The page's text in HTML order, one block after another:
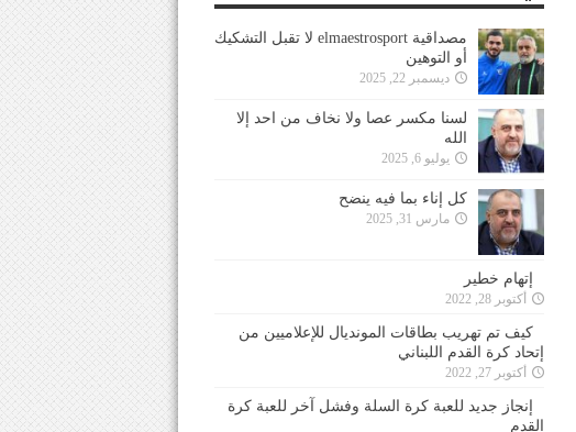
مصداقية elmaestrosport لا تقبل التشكيك
أو التوهين
ديسمبر 22, 2025
لسنا مكسر عصا ولا نخاف من احد إلا
الله
يوليو 6, 2025
كل إناء بما فيه ينضح
مارس 31, 2025
إتهام خطير
أكتوبر 28, 2022
كيف تم تهريب بطاقات المونديال للإعلاميين من
إتحاد كرة القدم اللبناني
أكتوبر 27, 2022
إنجاز جديد للعبة كرة السلة وفشل آخر للعبة كرة
القدم